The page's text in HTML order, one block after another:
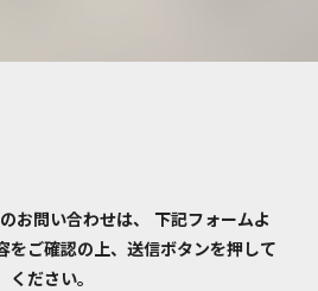
お問い合わせは、
下記フォームよ
をご確認の上、送信ボタンを押して
ください。